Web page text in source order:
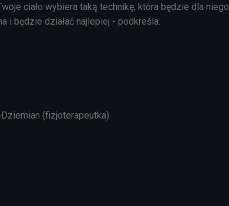
ciało wybiera taką technikę, która będzie dla niego
i będzie działać najlepiej - podkreśla.
(fizjoterapeutka)